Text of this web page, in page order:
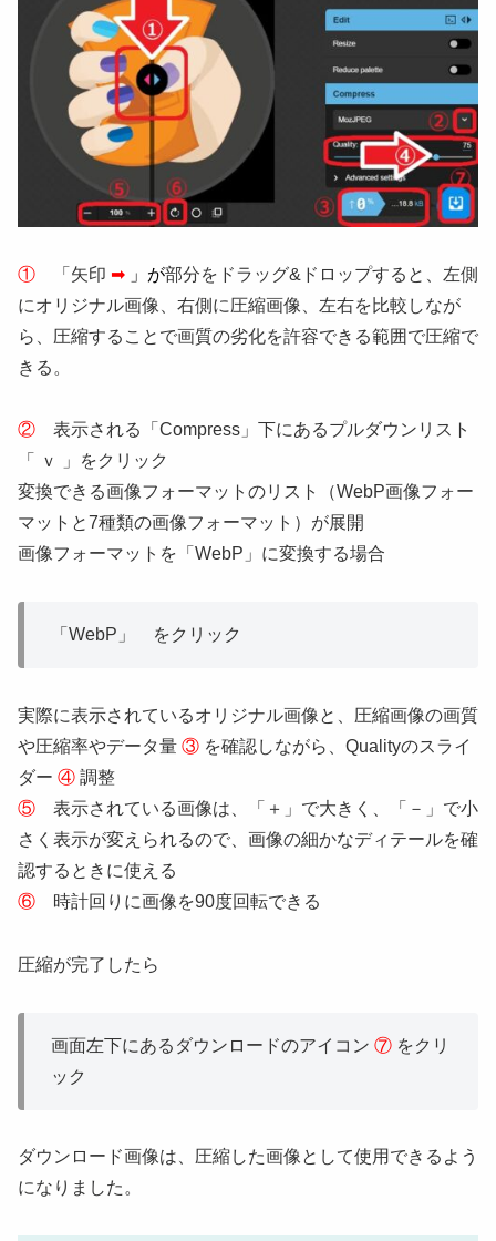
① 「矢印 ➡ 」が部分をドラッグ&ドロップすると、左側
にオリジナル画像、右側に圧縮画像、左右を比較しなが
ら、圧縮することで画質の劣化を許容できる範囲で圧縮で
きる。
② 表示される「Compress」下にあるプルダウンリスト
「 ｖ 」をクリック
変換できる画像フォーマットのリスト（WebP画像フォー
マットと7種類の画像フォーマット）が展開
画像フォーマットを「WebP」に変換する場合
「WebP」 をクリック
実際に表示されているオリジナル画像と、圧縮画像の画質
や圧縮率やデータ量 ③ を確認しながら、Qualityのスライ
ダー ④ 調整
⑤ 表示されている画像は、「＋」で大きく、「－」で小
さく表示が変えられるので、画像の細かなディテールを確
認するときに使える
⑥ 時計回りに画像を90度回転できる
圧縮が完了したら
画面左下にあるダウンロードのアイコン ⑦ をクリ
ック
ダウンロード画像は、圧縮した画像として使用できるよう
になりました。